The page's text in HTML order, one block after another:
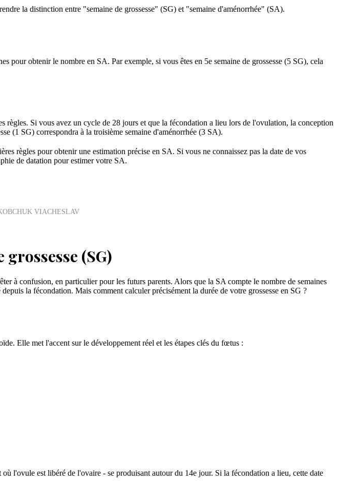
la distinction entre "semaine de grossesse" (SG) et "semaine d'aménorrhée" (SA).
pour obtenir le nombre en SA. Par exemple, si vous êtes en 5e semaine de grossesse (5 SG), cela
Si vous avez un cycle de 28 jours et que la fécondation a lieu lors de l'ovulation, la conception
(1 SG) correspondra à la troisième semaine d'aménorrhée (3 SA).
règles pour obtenir une estimation précise en SA. Si vous ne connaissez pas la date de vos
de datation pour estimer votre SA.
VIACHESLAV
(SG)
à confusion, en particulier pour les futurs parents. Alors que la SA compte le nombre de semaines
la fécondation. Mais comment calculer précisément la durée de votre grossesse en SG ?
Elle met l'accent sur le développement réel et les étapes clés du fœtus :
l'ovule est libéré de l'ovaire - se produisant autour du 14e jour. Si la fécondation a lieu, cette date